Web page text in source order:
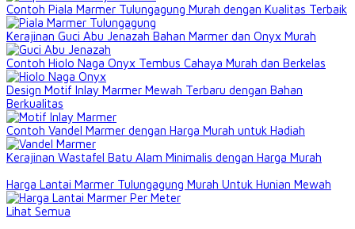
Contoh Piala Marmer Tulungagung Murah dengan Kualitas Terbaik
Kerajinan Guci Abu Jenazah Bahan Marmer dan Onyx Murah
Contoh Hiolo Naga Onyx Tembus Cahaya Murah dan Berkelas
Design Motif Inlay Marmer Mewah Terbaru dengan Bahan
Berkualitas
Contoh Vandel Marmer dengan Harga Murah untuk Hadiah
Kerajinan Wastafel Batu Alam Minimalis dengan Harga Murah
Harga Lantai Marmer Tulungagung Murah Untuk Hunian Mewah
Lihat Semua